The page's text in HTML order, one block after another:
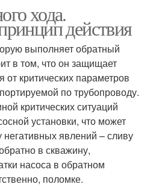
хода.
действия
выполняет обратный
в том, что он защищает
критических параметров
по трубопроводу.
критических ситуаций
установки, что может
негативных явлений – сливу
в скважину,
насоса в обратном
поломке.